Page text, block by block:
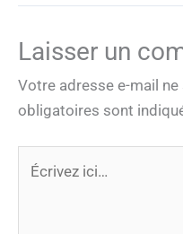
Laisser un
Votre adresse e-mail
obligatoires sont
ici…